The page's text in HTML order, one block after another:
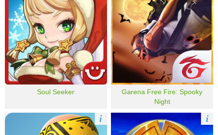
Soul Seeker
Garena Free Fire: Spooky
Night
i i